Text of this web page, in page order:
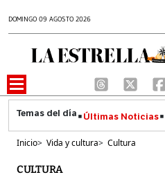
DOMINGO 09 AGOSTO 2026
Últimas Noticias
Inicio> Vida y cultura> Cultura
CULTURA